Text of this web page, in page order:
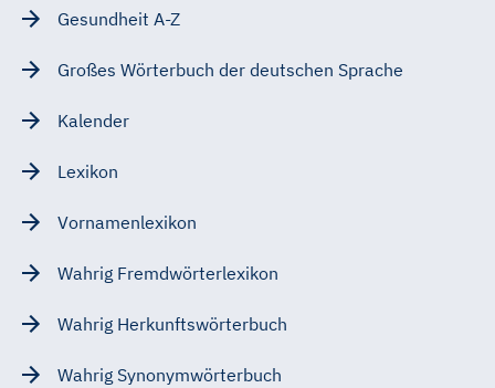
Gesundheit A-Z
Großes Wörterbuch der deutschen Sprache
Kalender
Lexikon
Vornamenlexikon
Wahrig Fremdwörterlexikon
Wahrig Herkunftswörterbuch
Wahrig Synonymwörterbuch